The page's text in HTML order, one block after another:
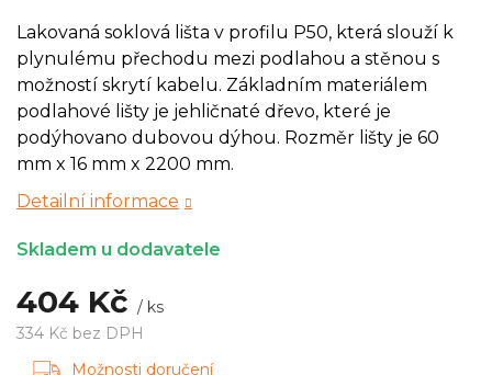
404 Kč / ks
334 Kč bez DPH
Měrná
Skladem u dodavatele
Možnosti doručení
Lakovaná soklová lišta v profilu P50, která slouží k
plynulému přechodu mezi podlahou a stěnou s
možností skrytí kabelu. Základním materiálem
podlahové lišty je jehličnaté dřevo, které je
podýhovano dubovou dýhou. Rozměr lišty je 60
mm x 16 mm x 2200 mm.
Detailní informace